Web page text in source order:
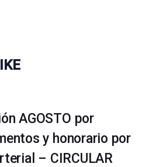
AGOSTO por
y honorario por
– CIRCULAR